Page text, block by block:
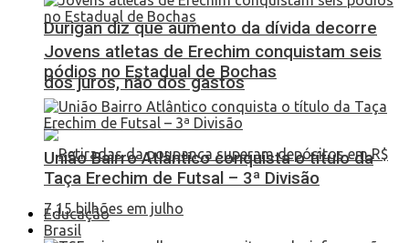
Durigan diz que aumento da dívida decorre
dos juros, não dos gastos
Jovens atletas de Erechim conquistam seis
pódios no Estadual de Bochas
União Bairro Atlântico conquista o título da
Taça Erechim de Futsal – 3ª Divisão
Educação
Brasil